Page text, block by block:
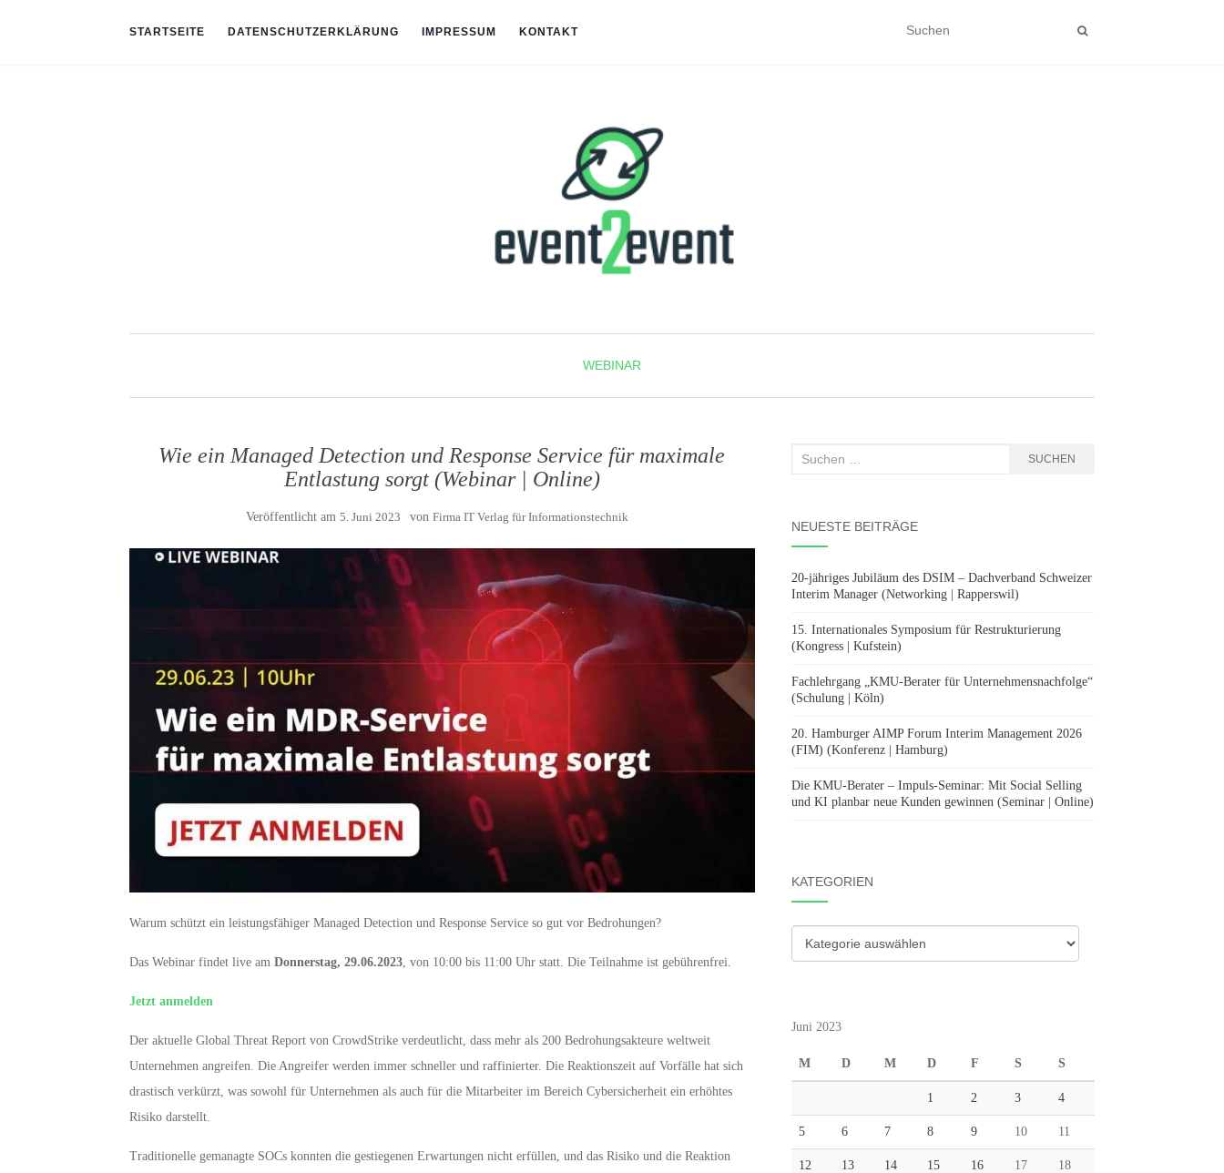
STARTSEITE DATENSCHUTZERKLÄRUNG IMPRESSUM KONTAKT
WEBINAR
Wie ein Managed Detection und Response Service für maximale
Entlastung sorgt (Webinar | Online)
Veröffentlicht am5. Juni 2023 vonFirma IT Verlag für Informationstechnik
Warum schützt ein leistungsfähiger Managed Detection und Response Service so gut vor Bedrohungen?
Das Webinar findet live am Donnerstag, 29.06.2023 , von 10:00 bis 11:00 Uhr statt. Die Teilnahme ist gebührenfrei.
Jetzt anmelden
Der aktuelle Global Threat Report von CrowdStrike verdeutlicht, dass mehr als 200 Bedrohungsakteure weltweit
Unternehmen angreifen. Die Angreifer werden immer schneller und raffinierter. Die Reaktionszeit auf Vorfälle hat sich
drastisch verkürzt, was sowohl für Unternehmen als auch für die Mitarbeiter im Bereich Cybersicherheit ein erhöhtes
Risiko darstellt.
Traditionelle gemanagte SOCs konnten die gestiegenen Erwartungen nicht erfüllen, und das Risiko und die Reaktion
Suchen
SUCHEN
NEUESTE BEITRÄGE
20-jähriges Jubiläum des DSIM – Dachverband Schweizer
Interim Manager (Networking | Rapperswil)
15. Internationales Symposium für Restrukturierung
(Kongress | Kufstein)
Fachlehrgang „KMU-Berater für Unternehmensnachfolge“
(Schulung | Köln)
20. Hamburger AIMP Forum Interim Management 2026
(FIM) (Konferenz | Hamburg)
Die KMU-Berater – Impuls-Seminar: Mit Social Selling
und KI planbar neue Kunden gewinnen (Seminar | Online)
KATEGORIEN
Kategorien
Juni 2023
M D M D F S S
1 2 3 4
5 6 7 8 9 10 11
12 13 14 15 16 17 18